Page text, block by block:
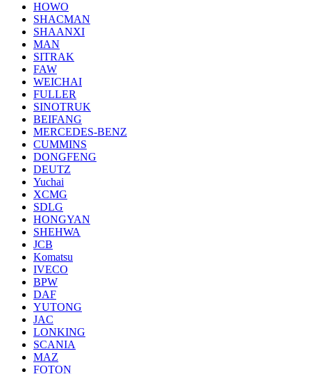
HOWO
SHACMAN
SHAANXI
MAN
SITRAK
FAW
WEICHAI
FULLER
SINOTRUK
BEIFANG
MERCEDES-BENZ
CUMMINS
DONGFENG
DEUTZ
Yuchai
XCMG
SDLG
HONGYAN
SHEHWA
JCB
Komatsu
IVECO
BPW
DAF
YUTONG
JAC
LONKING
SCANIA
MAZ
FOTON